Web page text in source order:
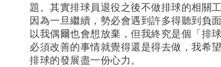
題。其實排球員退役之後不做排球的相關
因為一旦繼續，勢必會遇到許多得聽到負
以我偶爾也會想放棄，但我終究是個「排
必須改善的事情就覺得還是得去做，我希
排球的發展盡一份心力。